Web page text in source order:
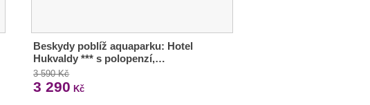
Beskydy poblíž aquaparku: Hotel
Hukvaldy *** s polopenzí,…
3 590 Kč
3 290 Kč